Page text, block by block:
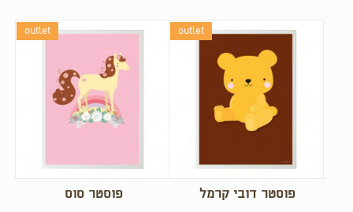
outlet
פוסטר סוס
outlet
פוסטר דובי קרמל